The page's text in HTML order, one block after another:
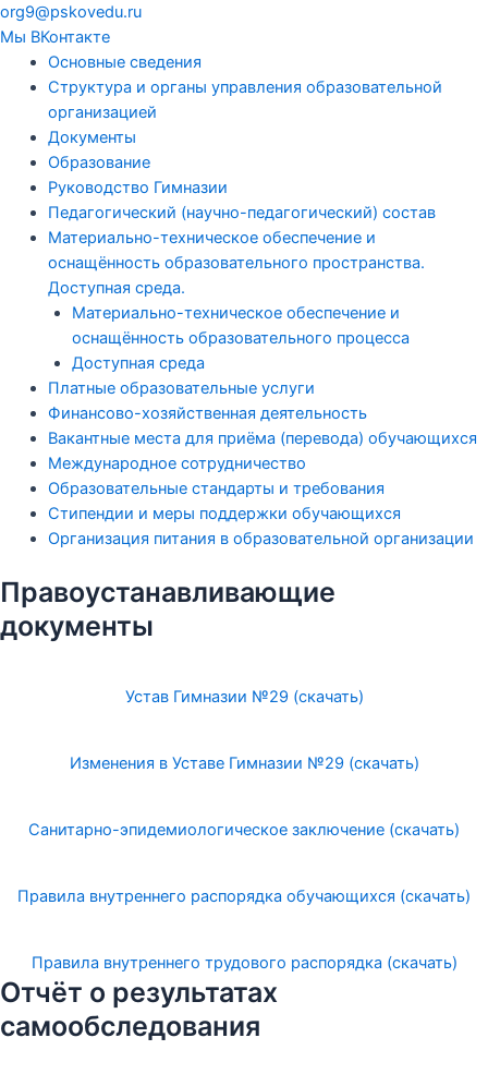
org9@pskovedu.ru
Мы ВКонтакте
Основные сведения
Структура и органы управления образовательной
организацией
Документы
Образование
Руководство Гимназии
Педагогический (научно-педагогический) состав
Материально-техническое обеспечение и
оснащённость образовательного пространства.
Доступная среда.
Материально-техническое обеспечение и
оснащённость образовательного процесса
Доступная среда
Платные образовательные услуги
Финансово-хозяйственная деятельность
Вакантные места для приёма (перевода) обучающихся
Международное сотрудничество
Образовательные стандарты и требования
Стипендии и меры поддержки обучающихся
Организация питания в образовательной организации
Правоустанавливающие
документы
Устав Гимназии №29 (скачать)
Изменения в Уставе Гимназии №29 (скачать)
Санитарно-эпидемиологическое заключение (скачать)
Правила внутреннего распорядка обучающихся (скачать)
Правила внутреннего трудового распорядка (скачать)
Отчёт о результатах
самообследования